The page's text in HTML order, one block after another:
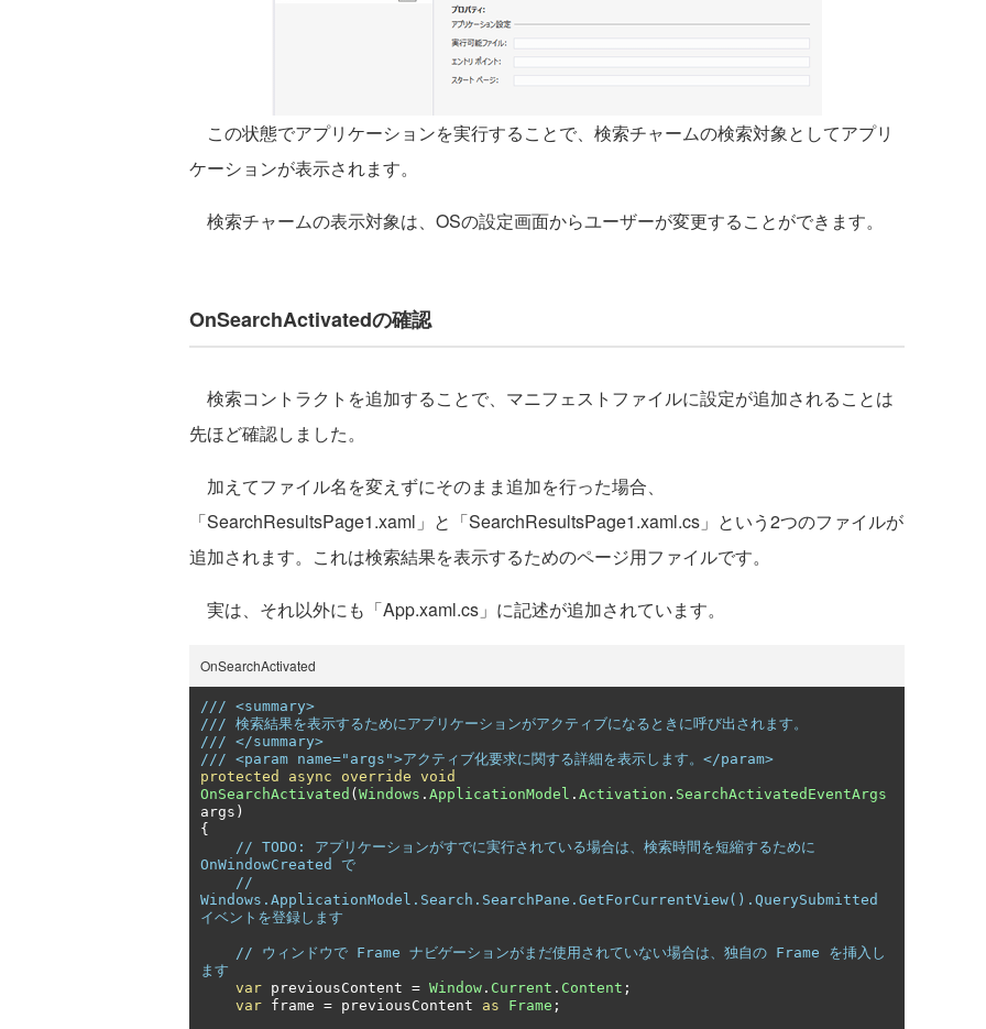
この状態でアプリケーションを実行することで、検索チャームの検索対象としてアプリ
ケーションが表示されます。
検索チャームの表示対象は、OSの設定画面からユーザーが変更することができます。
OnSearchActivatedの確認
検索コントラクトを追加することで、マニフェストファイルに設定が追加されることは
先ほど確認しました。
加えてファイル名を変えずにそのまま追加を行った場合、
「SearchResultsPage1.xaml」と「SearchResultsPage1.xaml.cs」という2つのファイルが
追加されます。これは検索結果を表示するためのページ用ファイルです。
実は、それ以外にも「App.xaml.cs」に記述が追加されています。
OnSearchActivated
/// <summary>
/// 検索結果を表示するためにアプリケーションがアクティブになるときに呼び出されます。
/// </summary>
/// <param name="args">アクティブ化要求に関する詳細を表示します。</param>
protected
async override void
OnSearchActivated ( Windows . ApplicationModel . Activation . SearchActivatedEventArgs
args )
{
// TODO: アプリケーションがすでに実行されている場合は、検索時間を短縮するために
OnWindowCreated で
//
Windows.ApplicationModel.Search.SearchPane.GetForCurrentView().QuerySubmitted
イベントを登録します
// ウィンドウで Frame ナビゲーションがまだ使用されていない場合は、独自の Frame を挿入し
ます
var previousContent = Window . Current . Content ;
var frame = previousContent as Frame ;